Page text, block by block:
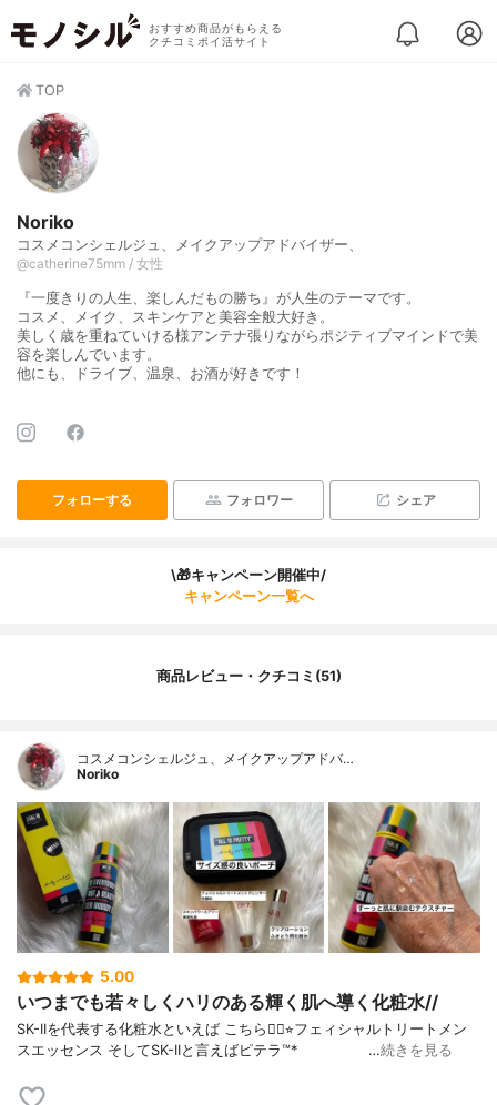
おすすめ商品がもらえる
クチコミポイ活サイト
TOP
Noriko
コスメコンシェルジュ、メイクアップアドバイザー、
@catherine75mm / 女性
『一度きりの人生、楽しんだもの勝ち』が人生のテーマです。
コスメ、メイク、スキンケアと美容全般大好き。
美しく歳を重ねていける様アンテナ張りながらポジティブマインドで美
容を楽しんでいます。
他にも、ドライブ、温泉、お酒が好きです！
フォローする フォロワー シェア
\🎁キャンペーン開催中/
キャンペーン一覧へ
商品レビュー・クチコミ(51)
コスメコンシェルジュ、メイクアップアドバ…
Noriko
5.00
いつまでも若々しくハリのある輝く肌へ導く化粧水//
SK-IIを代表する化粧水といえば こちら💁‍♀️⭐︎フェィシャルトリートメン
スエッセンス そしてSK-IIと言えばピテラ™️* …続きを見る